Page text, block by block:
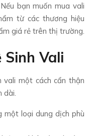
bạn muốn mua vali
từ các thương hiệu
giá rẻ trên thị trường.
Sinh Vali
vali một cách cẩn thận
dài.
một loại dung dịch phù